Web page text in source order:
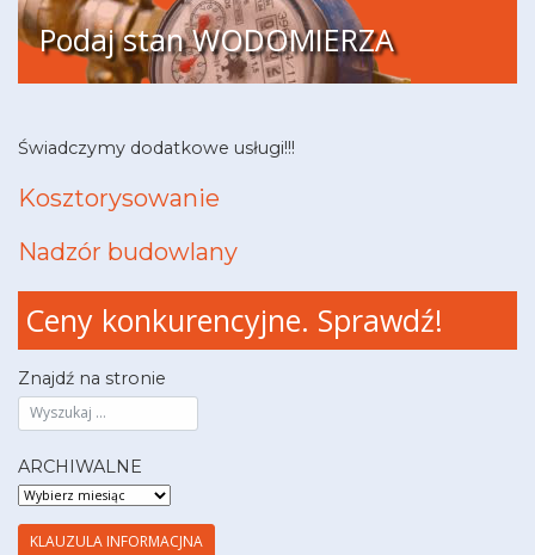
Podaj stan WODOMIERZA
Świadczymy dodatkowe usługi!!!
Kosztorysowanie
Nadzór budowlany
Ceny konkurencyjne. Sprawdź!
Znajdź na stronie
ARCHIWALNE
ARCHIWALNE
KLAUZULA INFORMACJNA